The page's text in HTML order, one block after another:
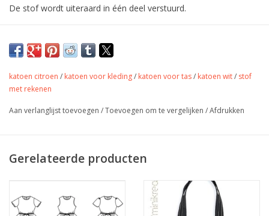
De stof wordt uiteraard in één deel verstuurd.
Soepele katoen met bloemen voor
kleding en accessoires.
met bijpassende stof in steppen katoen.
Kleur
Gewicht
115 gr/m
Jurkjes, rokjes, accessoires,
tassen, quilting,...
Label
Oeko-Tex Class 1
katoen citroen / katoen voor kleding/ katoen voor tas/ katoen wit/ stof
met rekenen
Aan verlanglijst toevoegen /Toevoegen om te vergelijken /Afdrukken
Gerelateerde producten